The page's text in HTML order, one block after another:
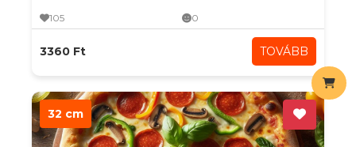
105 0
3360 Ft TOVÁBB
32 cm